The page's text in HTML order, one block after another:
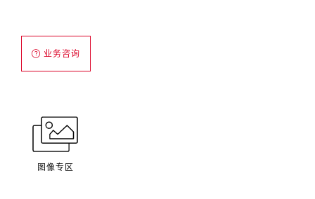
业务咨询
图像专区